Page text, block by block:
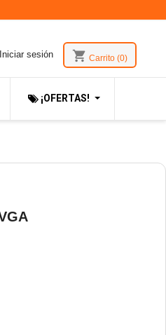
Iniciar sesión shopping_cart Carrito (0)
¡OFERTAS!